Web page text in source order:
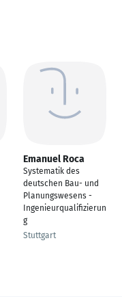
Emanuel Roca
Systematik des
deutschen Bau- und
Planungswesens -
Ingenieurqualifizierun
g
Stuttgart